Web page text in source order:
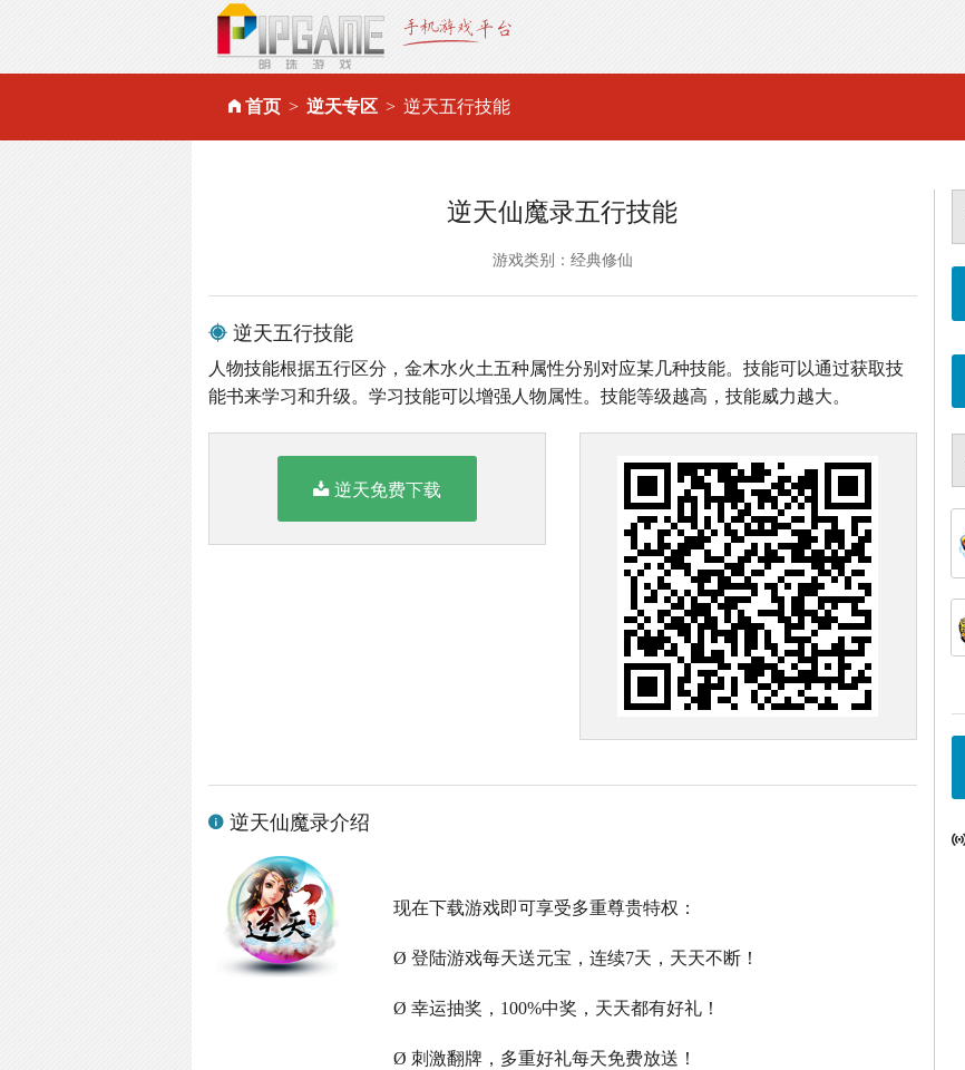
首页 逆天专区 逆天五行技能
逆天仙魔录五行技能
游戏类别：经典修仙
逆天五行技能
人物技能根据五行区分，金木水火土五种属性分别对应某几种技能。技能可以通过获取技
能书来学习和升级。学习技能可以增强人物属性。技能等级越高，技能威力越大。
逆天免费下载
逆天仙魔录介绍
现在下载游戏即可享受多重尊贵特权：
Ø 登陆游戏每天送元宝，连续7天，天天不断！
Ø 幸运抽奖，100%中奖，天天都有好礼！
Ø 刺激翻牌，多重好礼每天免费放送！